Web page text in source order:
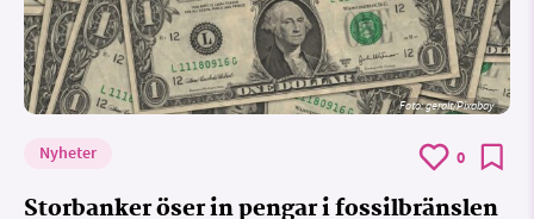
Foto:geralt/Pixabay
Nyheter 0
Storbanker öser in pengar i fossilbränslen